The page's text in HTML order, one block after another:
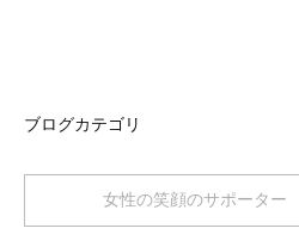
ブログカテゴリ
女性の笑顔のサポーター